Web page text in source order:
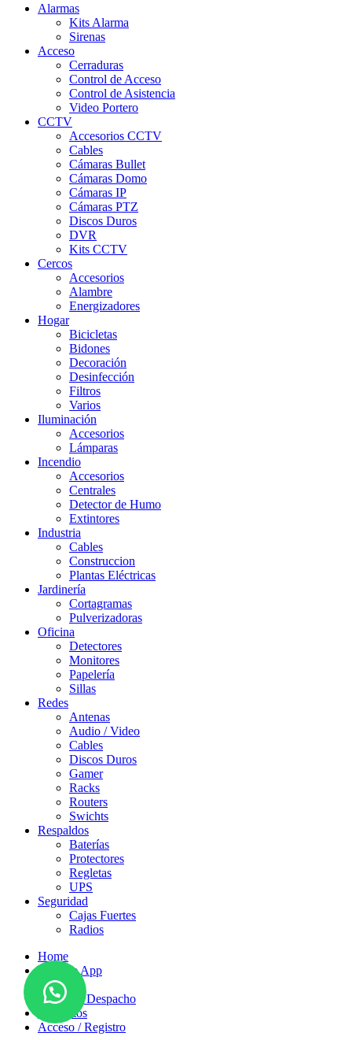
Alarmas
Kits Alarma
Sirenas
Acceso
Cerraduras
Control de Acceso
Control de Asistencia
Video Portero
CCTV
Accesorios CCTV
Cables
Cámaras Bullet
Cámaras Domo
Cámaras IP
Cámaras PTZ
Discos Duros
DVR
Kits CCTV
Cercos
Accesorios
Alambre
Energizadores
Hogar
Bicicletas
Bidones
Decoración
Desinfección
Filtros
Varios
Iluminación
Accesorios
Lámparas
Incendio
Accesorios
Centrales
Detector de Humo
Extintores
Industria
Cables
Construccion
Plantas Eléctricas
Jardinería
Cortagramas
Pulverizadoras
Oficina
Detectores
Monitores
Papelería
Sillas
Redes
Antenas
Audio / Video
Cables
Discos Duros
Gamer
Racks
Routers
Swichts
Respaldos
Baterías
Protectores
Regletas
UPS
Seguridad
Cajas Fuertes
Radios
Home
Vista de App
Tienda
Zonas de Despacho
Contáctos
Acceso / Registro